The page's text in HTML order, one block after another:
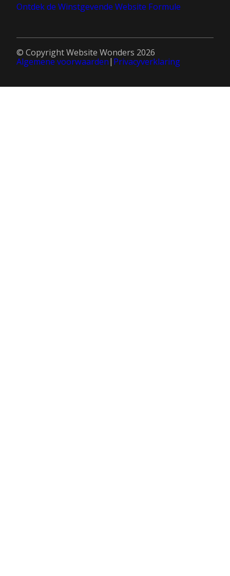
Ontdek de Winstgevende Website Formule
© Copyright Website Wonders 2026
Algemene voorwaarden Privacyverklaring